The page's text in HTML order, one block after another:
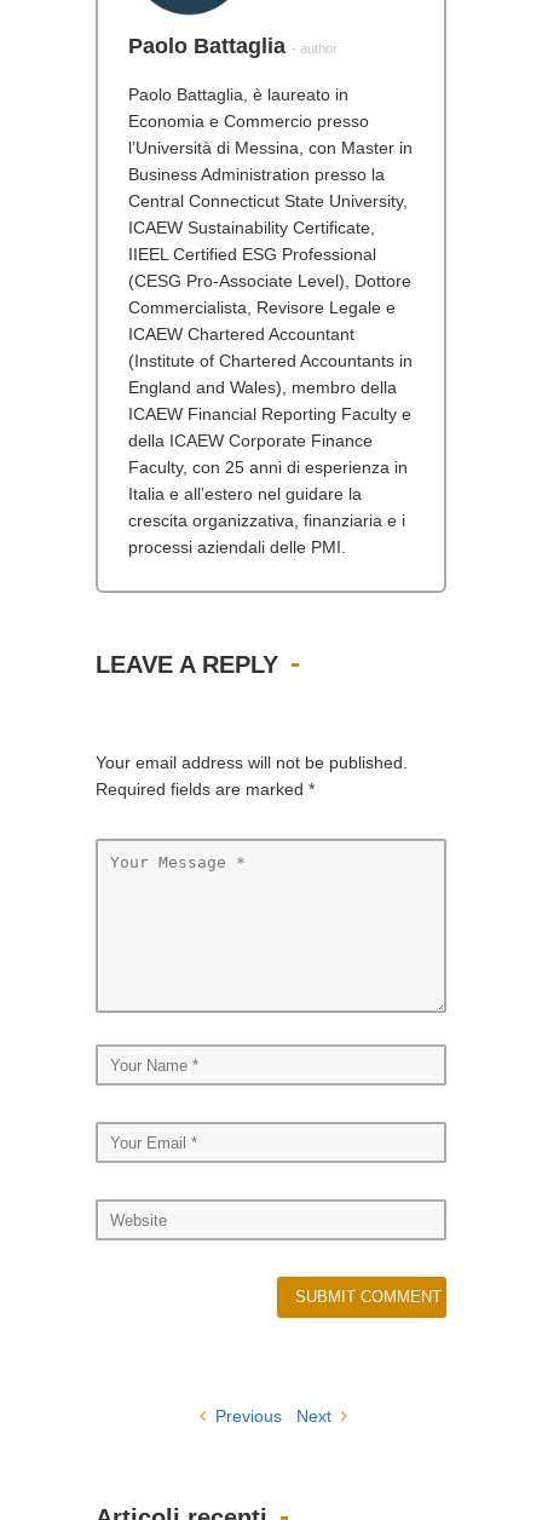
Paolo Battaglia - author
Paolo Battaglia, è laureato in
Economia e Commercio presso
l’Università di Messina, con Master in
Business Administration presso la
Central Connecticut State University,
ICAEW Sustainability Certificate,
IIEEL Certified ESG Professional
(CESG Pro-Associate Level), Dottore
Commercialista, Revisore Legale e
ICAEW Chartered Accountant
(Institute of Chartered Accountants in
England and Wales), membro della
ICAEW Financial Reporting Faculty e
della ICAEW Corporate Finance
Faculty, con 25 anni di esperienza in
Italia e all’estero nel guidare la
crescita organizzativa, finanziaria e i
processi aziendali delle PMI.
LEAVE A REPLY
Your email address will not be published.
Required fields are marked *
Previous Next